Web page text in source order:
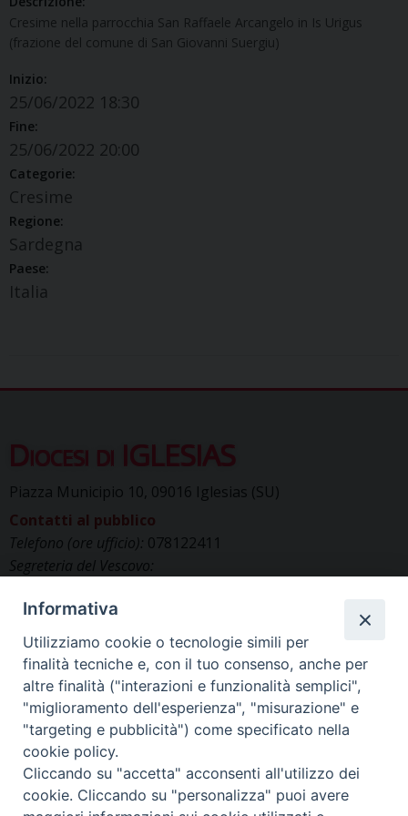
Cresime nella parrocchia San Raffaele Arcangelo in Is Urigus
(frazione del comune di San Giovanni Suergiu)
Inizio:
25/06/2022 18:30
Fine:
25/06/2022 20:00
Categorie:
Cresime
Regione:
Sardegna
Paese:
Italia
Diocesi di IGLESIAS
Piazza Municipio 10, 09016 Iglesias (SU)
Contatti al pubblico
Telefono (ore ufficio): 078122411
Segreteria del Vescovo:
Uffici di Curia:curia_iglesias@libero.it
Cancelleria (richiesta documenti):
canc.curia.iglesias@tiscali.it
Comunicazione & media (ufficio stampa):
ucs.iglesias@gmail.com
Informativa
Utilizziamo cookie o tecnologie simili per
finalità tecniche e, con il tuo consenso, anche per
altre finalità ("interazioni e funzionalità semplici",
"miglioramento dell'esperienza", "misurazione" e
"targeting e pubblicità") come specificato nella
cookie policy.
Cliccando su "accetta" acconsenti all'utilizzo dei
cookie. Cliccando su "personalizza" puoi avere